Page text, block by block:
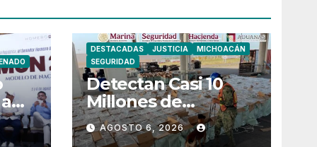
DESTACADAS JUSTICIA
MICHOACÁN
SEGURIDAD
Detectan Casi 10
Millones de
Cigarrillos Apócrifos
en Lázaro Cárdenas
AGOSTO 6, 2026